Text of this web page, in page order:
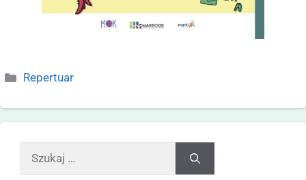
Repertuar